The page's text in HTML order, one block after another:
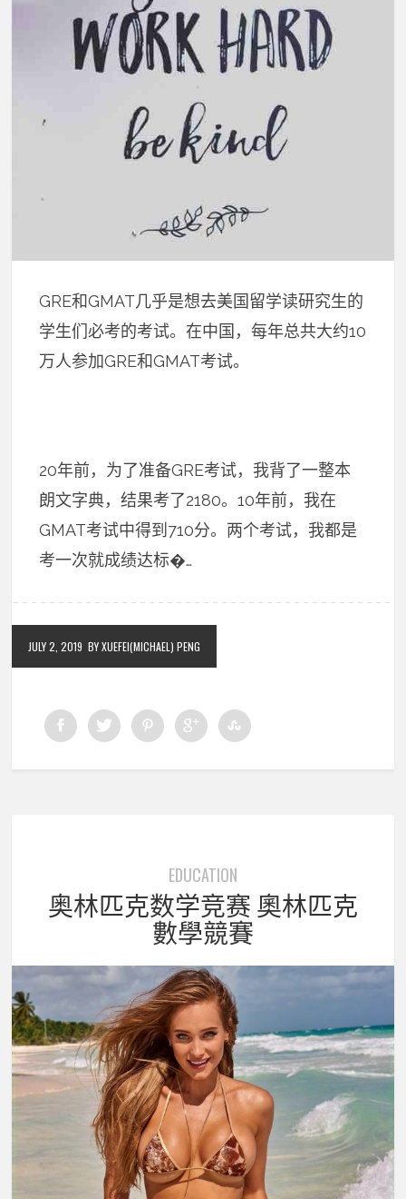
GRE和GMAT几乎是想去美国留学读研究生的
学生们必考的考试。在中国，每年总共大约10
万人参加GRE和GMAT考试。
20年前，为了准备GRE考试，我背了一整本
朗文字典，结果考了2180。10年前，我在
GMAT考试中得到710分。两个考试，我都是
考一次就成绩达标�…
JULY 2, 2019 BY XUEFEI(MICHAEL) PENG
EDUCATION
奥林匹克数学竞赛 奧林匹克
數學競賽